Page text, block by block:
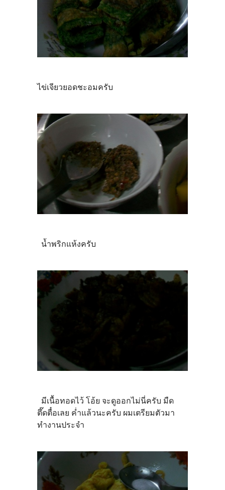
ไข่เจียวยอดชะอมครับ
น้ำพริกแห้งครับ
มีเนื้อทอดไว้ โอ้ย จะดูออกไม่นี่ครับ มืด
ตึ๊ดตื๋อเลย ค่ำแล้วนะครับ ผมเตรียมตัวมา
ทำงานประจำ